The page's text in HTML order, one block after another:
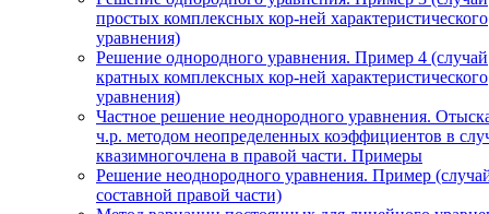
простых комплексных кор-ней характеристического
уравнения)
Решение однородного уравнения. Пример 4 (случай
кратных комплексных кор-ней характеристического
уравнения)
Частное решение неоднородного уравнения.
ч.р. методом неопределенных коэффициентов в
квазимногочлена в правой части. Примеры
Решение неоднородного уравнения. Пример
составной правой части)